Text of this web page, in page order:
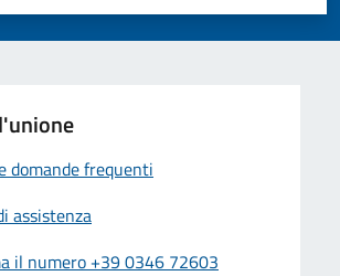
5 stelle su 5
4 stelle su 5
su 5
su 5
5
domande frequenti
assistenza
il numero +39 0346 72603